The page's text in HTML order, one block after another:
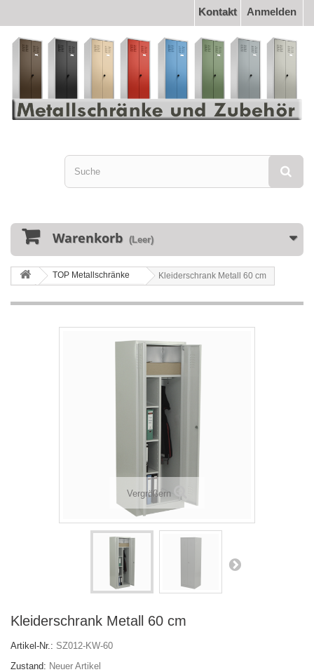
Anmelden
Kontakt
Warenkorb (Leer)
TOP Metallschränke Kleiderschrank Metall 60 cm
Vergrößern
Kleiderschrank Metall 60 cm
Artikel-Nr.: SZ012-KW-60
Zustand: Neuer Artikel